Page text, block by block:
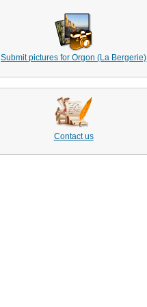
Submit pictures for Orgon (La Bergerie)
Contact us